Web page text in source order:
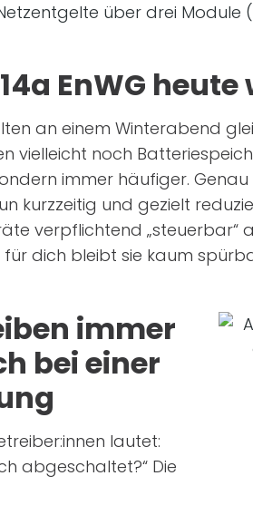
über drei Module
EnWG
an einem Winterabend
vielleicht noch
immer häufiger.
kurzzeitig und gezielt
verpflichtend „steuerbar“
dich bleibt sie kaum
immer
bei einer
lautet:
abgeschaltet?“ Die